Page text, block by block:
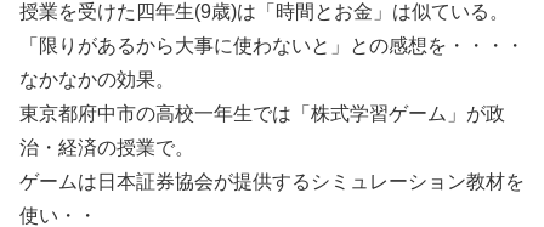
授業を受けた四年生(9歳)は「時間とお金」は似ている。
「限りがあるから大事に使わないと」との感想を・・・・
なかなかの効果。
東京都府中市の高校一年生では「株式学習ゲーム」が政
治・経済の授業で。
ゲームは日本証券協会が提供するシミュレーション教材を
使い・・